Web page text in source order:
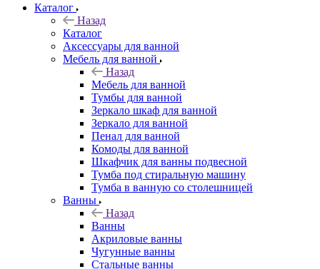
Каталог
Назад
Каталог
Аксессуары для ванной
Мебель для ванной
Назад
Мебель для ванной
Тумбы для ванной
Зеркало шкаф для ванной
Зеркало для ванной
Пенал для ванной
Комоды для ванной
Шкафчик для ванны подвесной
Тумба под стиральную машину
Тумба в ванную со столешницей
Ванны
Назад
Ванны
Акриловые ванны
Чугунные ванны
Стальные ванны